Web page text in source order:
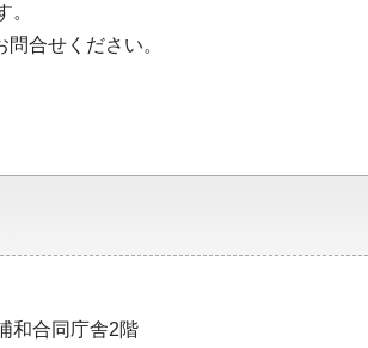
。
合せください。
和合同庁舎2階